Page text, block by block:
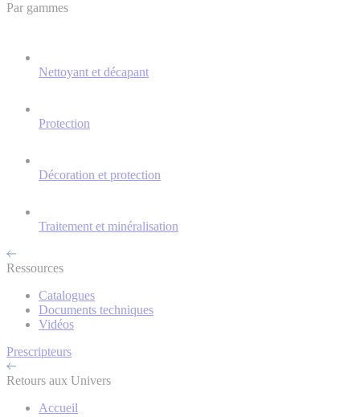
Par gammes
Nettoyant et décapant
Protection
Décoration et protection
Traitement et minéralisation
Ressources
Catalogues
Documents techniques
Vidéos
Prescripteurs
Retours aux Univers
Accueil